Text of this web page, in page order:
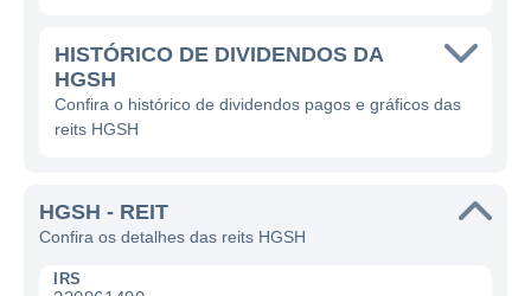
HISTÓRICO DE DIVIDENDOS DA
HGSH
Confira o histórico de dividendos pagos e gráficos das
reits HGSH
HGSH - REIT
Confira os detalhes das reits HGSH
IRS